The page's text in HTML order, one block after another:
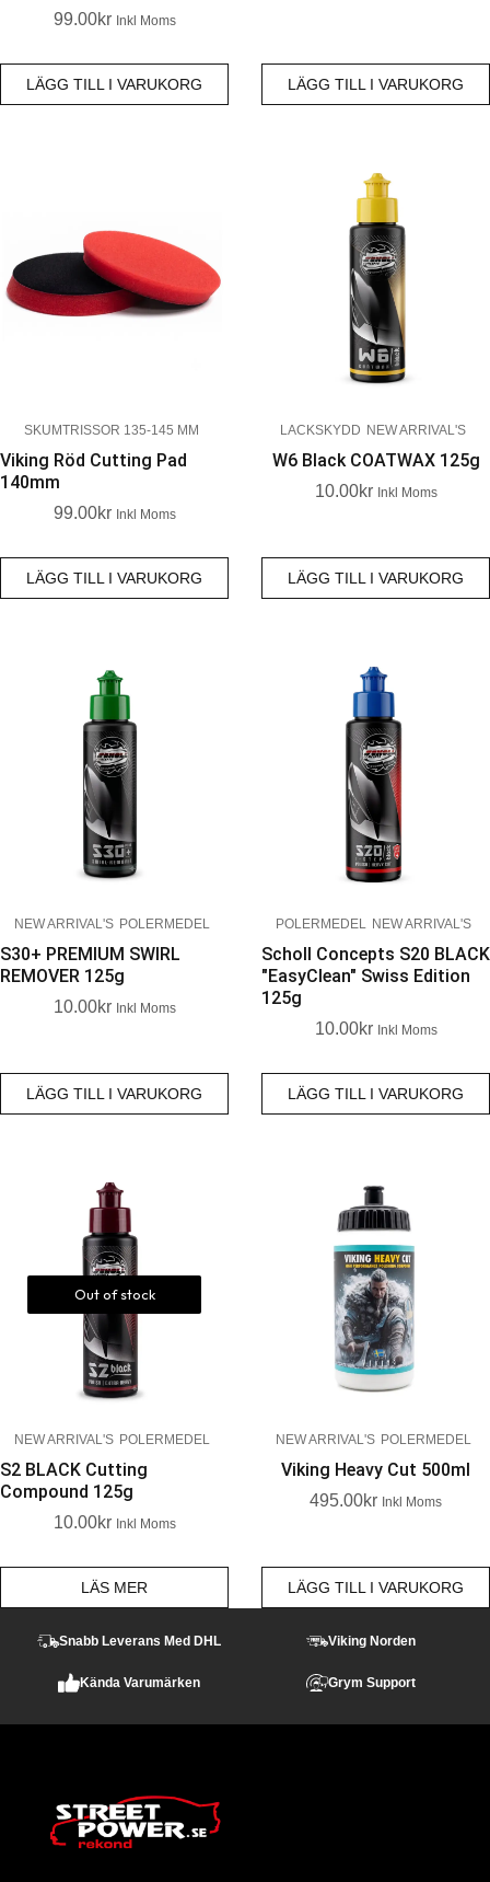
99.00Kr Inkl Moms
LÄGG TILL I VARUKORG LÄGG TILL I VARUKORG
SKUMTRISSOR 135-145 MM
Viking Röd Cutting Pad
140mm
99.00Kr Inkl Moms
LÄGG TILL I VARUKORG
LACKSKYDD NEW ARRIVAL'S
W6 Black COATWAX 125g
10.00Kr Inkl Moms
LÄGG TILL I VARUKORG
NEW ARRIVAL'S POLERMEDEL
S30+ PREMIUM SWIRL
REMOVER 125g
10.00Kr Inkl Moms
LÄGG TILL I VARUKORG
POLERMEDEL NEW ARRIVAL'S
Scholl Concepts S20 BLACK
"EasyClean" Swiss Edition
125g
10.00Kr Inkl Moms
LÄGG TILL I VARUKORG
Out of stock
NEW ARRIVAL'S POLERMEDEL
S2 BLACK Cutting
Compound 125g
10.00Kr Inkl Moms
LÄS MER
NEW ARRIVAL'S POLERMEDEL
Viking Heavy Cut 500ml
495.00Kr Inkl Moms
LÄGG TILL I VARUKORG
Snabb Leverans Med DHL Viking Norden
Kända Varumärken Grym Support